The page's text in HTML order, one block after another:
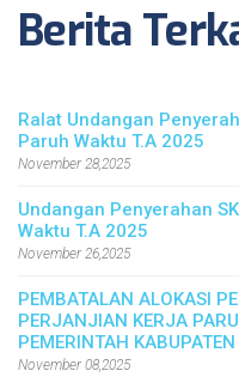
Berita
Ralat Undangan
Paruh Waktu T.A 2025
November 28,2025
Undangan Penyerahan
Waktu T.A 2025
November 26,2025
PEMBATALAN ALOKASI
PERJANJIAN KERJA
PEMERINTAH
November 08,2025